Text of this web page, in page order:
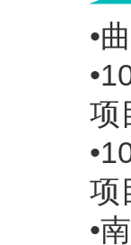
•
项
项
•